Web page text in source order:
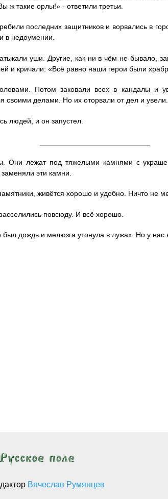
ж такие орлы!» - ответили третьи.
последних защитников и ворвались в
в недоумении.
уши. Другие, как ни в чём не бывало,
и кричали: «Всё равно наши герои были
Потом заковали всех в кандалы и
своими делами. Но их оторвали от дел и увели.
людей, и он запустел.
Они лежат под тяжелыми камнями с
эти камни.
живётся хорошо и удобно. Ничто не
повсюду. И всё хорошо.
был дождь и мелюзга утонула в лужах. Но у нас
Вячеслав Румянцев